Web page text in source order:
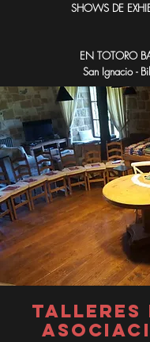
SHOWS DE
EN TOTORO
San Ignacio -
TALLERES